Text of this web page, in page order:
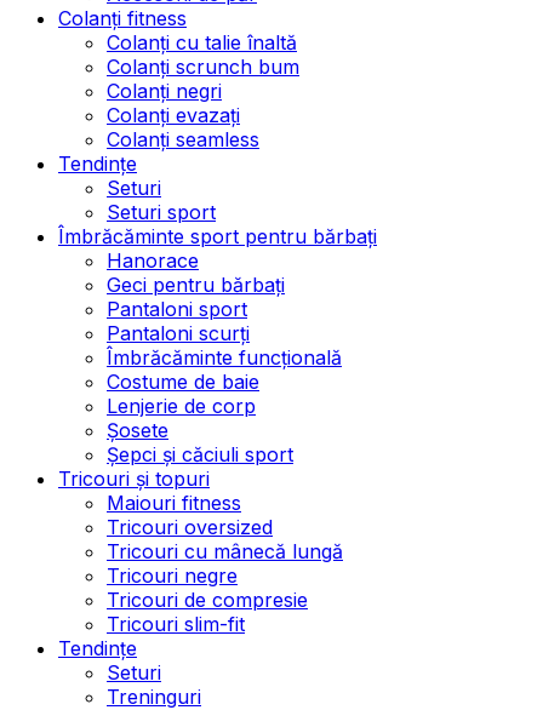
Colanți fitness
Colanți cu talie înaltă
Colanți scrunch bum
Colanți negri
Colanți evazați
Colanți seamless
Tendințe
Seturi
Seturi sport
Îmbrăcăminte sport pentru bărbați
Hanorace
Geci pentru bărbați
Pantaloni sport
Pantaloni scurți
Îmbrăcăminte funcțională
Costume de baie
Lenjerie de corp
Șosete
Șepci și căciuli sport
Tricouri și topuri
Maiouri fitness
Tricouri oversized
Tricouri cu mânecă lungă
Tricouri negre
Tricouri de compresie
Tricouri slim-fit
Tendințe
Seturi
Treninguri